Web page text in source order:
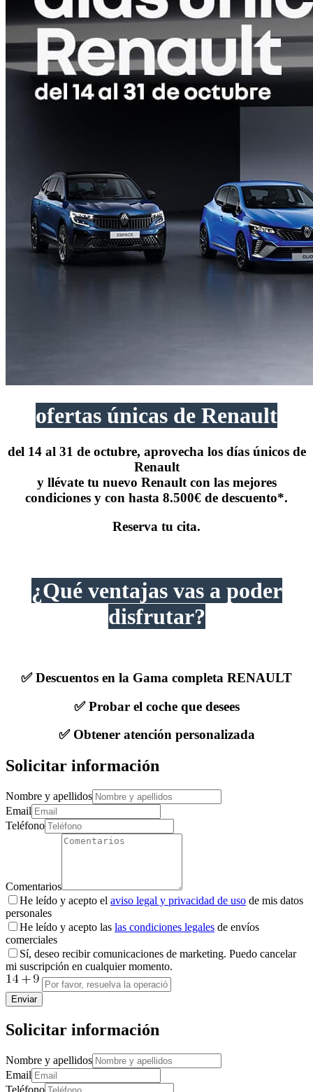
ofertas únicas de Renault
del 14 al 31 de octubre, aprovecha los días únicosde
Renault
y llévate tu nuevo Renault con las mejores
condiciones y con hasta 8.500€ de descuento*.
Reserva tu cita.
¿Qué ventajas vas a poder
disfrutar?
✅ Descuentos en la Gama completa RENAULT
✅ Probar el coche que desees
✅ Obtener atención personalizada
Solicitar información
Nombre y apellidos
Email
Teléfono
Comentarios
He leído y acepto el aviso legal y privacidad de uso de mis datos
personales
He leído y acepto las las condiciones legales de envíos
comerciales
Sí, deseo recibir comunicaciones de marketing. Puedo cancelar
mi suscripción en cualquier momento.
Enviar
Solicitar información
Nombre y apellidos
Email
Teléfono